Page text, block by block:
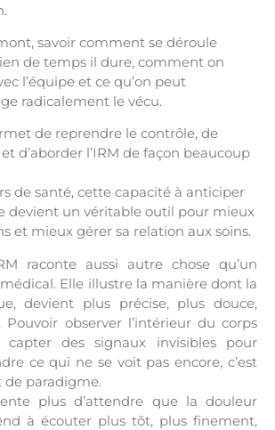
savoir comment se déroule
de temps il dure, comment on
l’équipe et ce qu’on peut
radicalement le vécu.
de reprendre le contrôle, de
d’aborder l’IRM de façon beaucoup
de santé, cette capacité à anticiper
devient un véritable outil pour mieux
et mieux gérer sa relation aux soins.
raconte aussi autre chose qu’un
Elle illustre la manière dont la
devient plus précise, plus douce,
Pouvoir observer l’intérieur du corps
capter des signaux invisibles pour
ce qui ne se voit pas encore, c’est
paradigme.
plus d’attendre que la douleur
à écouter plus tôt, plus finement,